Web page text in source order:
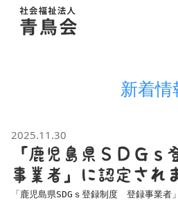
新着情
2025.11.30
「鹿児島県ＳＤＧ
事業者」に認定され
「鹿児島県SDGｓ登録制度　登録事業者